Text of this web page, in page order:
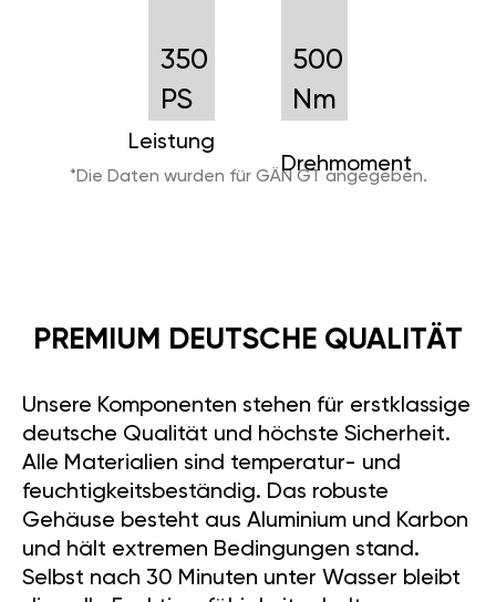
350
PS
Leistung
500
Nm
Drehmoment
*Die Daten wurden für GÄN GT angegeben.
PREMIUM DEUTSCHE QUALITÄT
Unsere Komponenten stehen für erstklassige
deutsche Qualität und höchste Sicherheit.
Alle Materialien sind temperatur- und
feuchtigkeitsbeständig. Das robuste
Gehäuse besteht aus Aluminium und Karbon
und hält extremen Bedingungen stand.
Selbst nach 30 Minuten unter Wasser bleibt